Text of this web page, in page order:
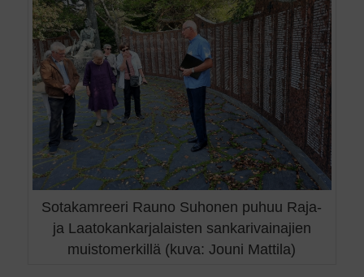
Sotakamreeri Rauno Suhonen puhuu Raja-
ja Laatokankarjalaisten sankarivainajien
muistomerkillä (kuva: Jouni Mattila)